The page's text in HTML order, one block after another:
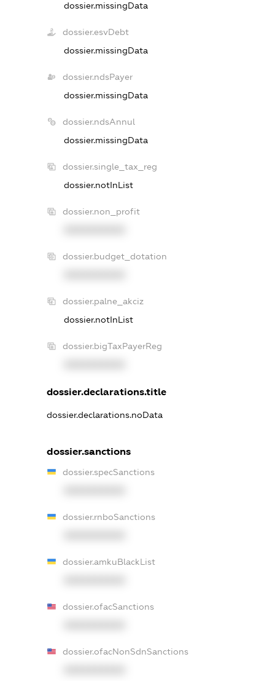
dossier.missingData
dossier.esvDebt
dossier.missingData
dossier.ndsPayer
dossier.missingData
dossier.ndsAnnul
dossier.missingData
dossier.single_tax_reg
dossier.notInList
dossier.non_profit
dossier.budget_dotation
dossier.palne_akciz
dossier.notInList
dossier.bigTaxPayerReg
dossier.declarations.title
dossier.declarations.noData
dossier.sanctions
dossier.specSanctions
dossier.rnboSanctions
dossier.amkuBlackList
dossier.ofacSanctions
dossier.ofacNonSdnSanctions